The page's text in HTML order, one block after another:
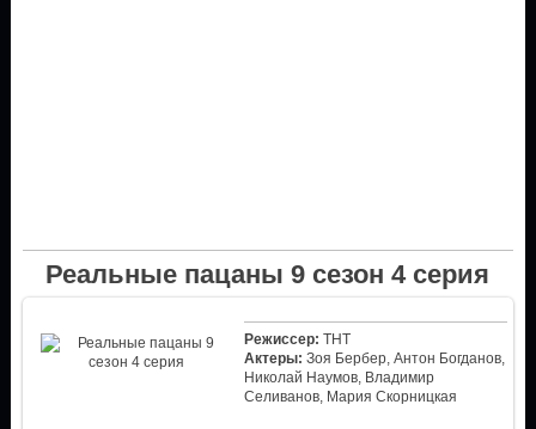
Реальные пацаны 9 сезон 4 серия
Режиссер: ТНТ
Актеры: Зоя Бербер, Антон Богданов,
Николай Наумов, Владимир
Селиванов, Мария Скорницкая